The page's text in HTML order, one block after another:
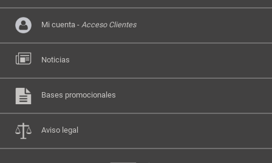
Mi cuenta - Acceso Clientes
Noticias
Bases promocionales
Aviso legal